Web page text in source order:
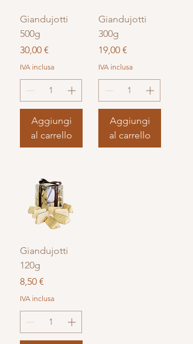
Giandujotti
500g
Prezzo
30,00 €
IVA inclusa
Aggiungi
al carrello
Giandujotti
300g
Prezzo
19,00 €
IVA inclusa
Aggiungi
al carrello
Giandujotti
120g
Prezzo
8,50 €
IVA inclusa